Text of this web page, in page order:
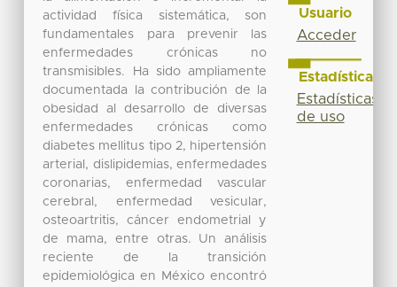
actividad física sistemática, son
fundamentales para prevenir las
enfermedades crónicas no
transmisibles. Ha sido ampliamente
documentada la contribución de la
obesidad al desarrollo de diversas
enfermedades crónicas como
diabetes mellitus tipo 2, hipertensión
arterial, dislipidemias, enfermedades
coronarias, enfermedad vascular
cerebral, enfermedad vesicular,
osteoartritis, cáncer endometrial y
de mama, entre otras. Un análisis
reciente de la transición
epidemiológica en México encontró
Usuario
Acceder
Estadísticas
Estadísticas
de uso